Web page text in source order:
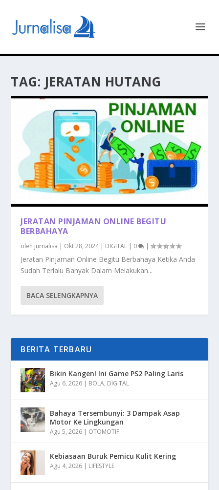
TAG: JERATAN HUTANG
JERATAN PINJAMAN ONLINE BEGITU
BERBAHAYA
oleh jurnalisa | Okt 28, 2024| DIGITAL | 0 |
Jeratan Pinjaman Online Begitu Berbahaya Ketika Anda
Sudah Terlalu Banyak Dalam Melakukan...
BACA SELENGKAPNYA
BERITA TERBARU
Bikin Kangen! Ini Game PS2 Paling Laris
Agu 6, 2026 | BOLA, DIGITAL
Bahaya Tersembunyi: 3 Dampak Asap
Motor Ke Lingkungan
Agu 5, 2026 | OTOMOTIF
Kebiasaan Buruk Pemicu Kulit Kering
Agu 4, 2026 | LIFESTYLE